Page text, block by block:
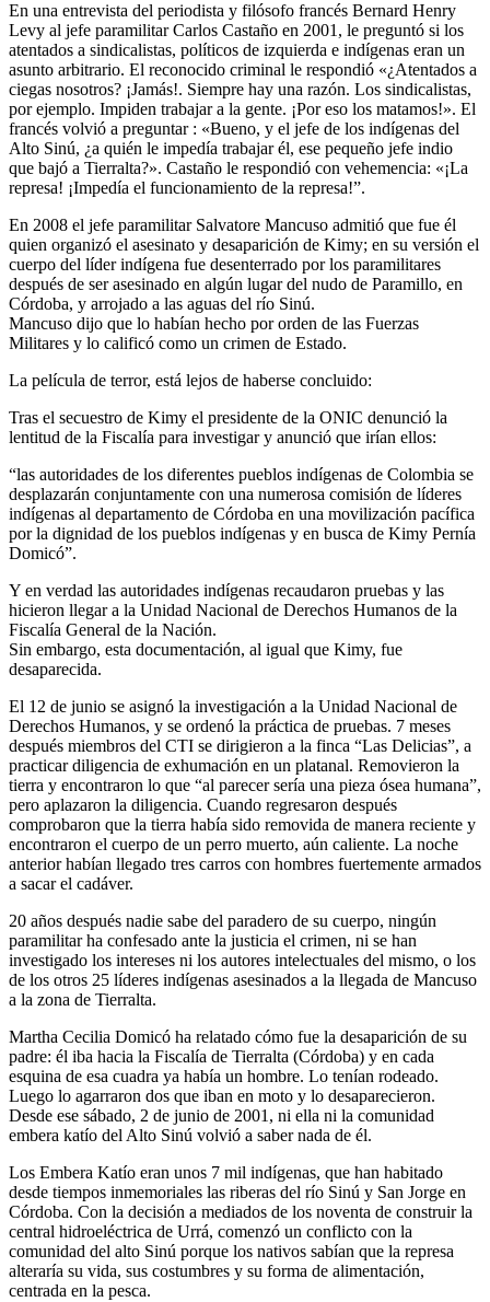
En una entrevista del periodista y filósofo francés Bernard Henry
Levy al jefe paramilitar Carlos Castaño en 2001, le preguntó si los
atentados a sindicalistas, políticos de izquierda e indígenas eran un
asunto arbitrario. El reconocido criminal le respondió «¿Atentados a
ciegas nosotros? ¡Jamás!. Siempre hay una razón. Los sindicalistas,
por ejemplo. Impiden trabajar a la gente. ¡Por eso los matamos!». El
francés volvió a preguntar : «Bueno, y el jefe de los indígenas del
Alto Sinú, ¿a quién le impedía trabajar él, ese pequeño jefe indio
que bajó a Tierralta?». Castaño le respondió con vehemencia: «¡La
represa! ¡Impedía el funcionamiento de la represa!”.
En 2008 el jefe paramilitar Salvatore Mancuso admitió que fue él
quien organizó el asesinato y desaparición de Kimy; en su versión el
cuerpo del líder indígena fue desenterrado por los paramilitares
después de ser asesinado en algún lugar del nudo de Paramillo, en
Córdoba, y arrojado a las aguas del río Sinú.
Mancuso dijo que lo habían hecho por orden de las Fuerzas
Militares y lo calificó como un crimen de Estado.
La película de terror, está lejos de haberse concluido:
Tras el secuestro de Kimy el presidente de la ONIC denunció la
lentitud de la Fiscalía para investigar y anunció que irían ellos:
“las autoridades de los diferentes pueblos indígenas de Colombia se
desplazarán conjuntamente con una numerosa comisión de líderes
indígenas al departamento de Córdoba en una movilización pacífica
por la dignidad de los pueblos indígenas y en busca de Kimy Pernía
Domicó”.
Y en verdad las autoridades indígenas recaudaron pruebas y las
hicieron llegar a la Unidad Nacional de Derechos Humanos de la
Fiscalía General de la Nación.
Sin embargo, esta documentación, al igual que Kimy, fue
desaparecida.
El 12 de junio se asignó la investigación a la Unidad Nacional de
Derechos Humanos, y se ordenó la práctica de pruebas. 7 meses
después miembros del CTI se dirigieron a la finca “Las Delicias”, a
practicar diligencia de exhumación en un platanal. Removieron la
tierra y encontraron lo que “al parecer sería una pieza ósea humana”,
pero aplazaron la diligencia. Cuando regresaron después
comprobaron que la tierra había sido removida de manera reciente y
encontraron el cuerpo de un perro muerto, aún caliente. La noche
anterior habían llegado tres carros con hombres fuertemente armados
a sacar el cadáver.
20 años después nadie sabe del paradero de su cuerpo, ningún
paramilitar ha confesado ante la justicia el crimen, ni se han
investigado los intereses ni los autores intelectuales del mismo, o los
de los otros 25 líderes indígenas asesinados a la llegada de Mancuso
a la zona de Tierralta.
Martha Cecilia Domicó ha relatado cómo fue la desaparición de su
padre: él iba hacia la Fiscalía de Tierralta (Córdoba) y en cada
esquina de esa cuadra ya había un hombre. Lo tenían rodeado.
Luego lo agarraron dos que iban en moto y lo desaparecieron.
Desde ese sábado, 2 de junio de 2001, ni ella ni la comunidad
embera katío del Alto Sinú volvió a saber nada de él.
Los Embera Katío eran unos 7 mil indígenas, que han habitado
desde tiempos inmemoriales las riberas del río Sinú y San Jorge en
Córdoba. Con la decisión a mediados de los noventa de construir la
central hidroeléctrica de Urrá, comenzó un conflicto con la
comunidad del alto Sinú porque los nativos sabían que la represa
alteraría su vida, sus costumbres y su forma de alimentación,
centrada en la pesca.